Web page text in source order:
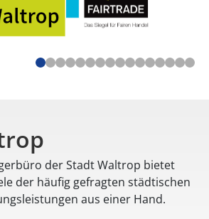
der Stadt Waltrop bietet
der häufig gefragten städtischen
aus einer Hand.